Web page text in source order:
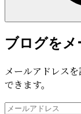
シ
ョ
ブログをメ
メールアドレス
できます。
メ